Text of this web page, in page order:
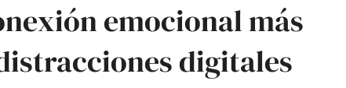
emocional más
digitales